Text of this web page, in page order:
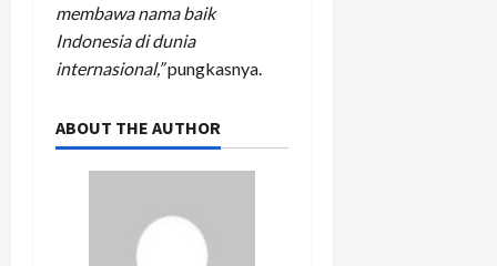
membawa nama baik
Indonesia di dunia
internasional,”pungkasnya.
ABOUT THE AUTHOR